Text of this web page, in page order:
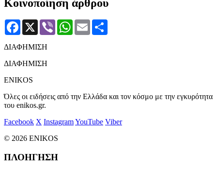
Κοινοποίηση άρθρου
Facebook
X Viber WhatsApp
Email
ΔΙΑΦΗΜΙΣΗ
ΔΙΑΦΗΜΙΣΗ
ENIKOS
Όλες οι ειδήσεις από την Ελλάδα και τον κόσμο με την εγκυρότητα
του enikos.gr.
Facebook X InstagramYouTube Viber
© 2026 ENIKOS
ΠΛΟΗΓΗΣΗ